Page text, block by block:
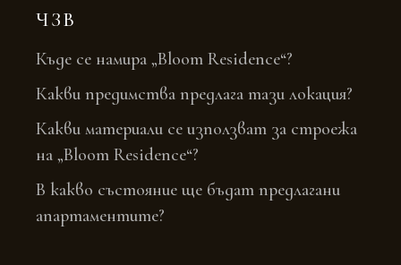
ЧЗВ
Къде се намира „Bloom Residence“?
Какви предимства предлага тази локация?
Какви материали се използват за строежа
на „Bloom Residence“?
В какво състояние ще бъдат предлагани
апартаментите?